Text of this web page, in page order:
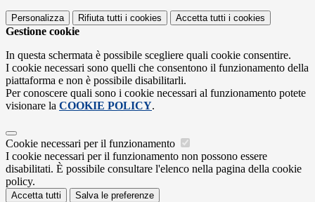
Personalizza Rifiuta tutti i cookies Accetta tutti i cookies
Gestione cookie
In questa schermata è possibile scegliere quali cookie consentire.
I cookie necessari sono quelli che consentono il funzionamento della
piattaforma e non è possibile disabilitarli.
Per conoscere quali sono i cookie necessari al funzionamento potete
visionare la COOKIE POLICY.
Cookie necessari per il funzionamento
I cookie necessari per il funzionamento non possono essere
disabilitati. È possibile consultare l'elenco nella pagina della cookie
policy.
Accetta tutti Salva le preferenze